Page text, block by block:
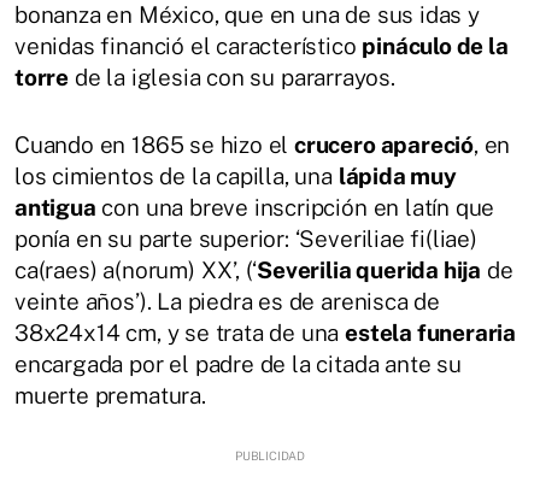
bonanza en México, que en una de sus idas y
venidas financió el característico pináculo de la
torre de la iglesia con su pararrayos.
Cuando en 1865 se hizo elcrucero apareció, en
los cimientos de la capilla, una lápida muy
antigua con una breve inscripción en latín que
ponía en su parte superior: ‘Severiliae fi(liae)
ca(raes) a(norum) XX’, (‘Severilia querida hija de
veinte años’). La piedra es de arenisca de
38x24x14 cm, y se trata de unaestela funeraria
encargada por el padre de la citada ante su
muerte prematura.